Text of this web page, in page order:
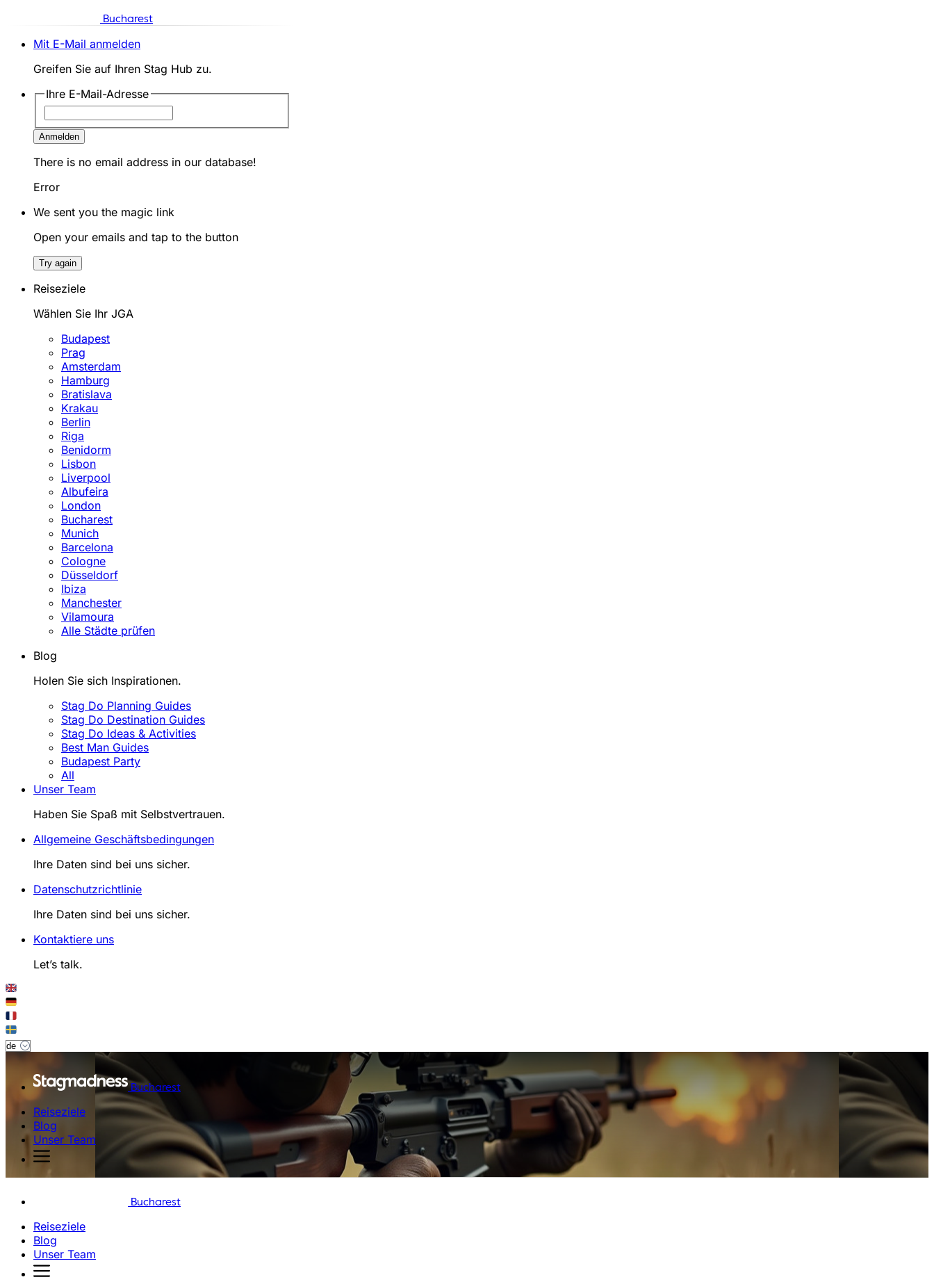
Bucharest
Mit E-Mail anmelden
Greifen Sie auf Ihren Stag Hub zu.
Ihre E-Mail-Adresse
Anmelden
There is no email address in our database!
Error
We sent you the magic link
Open your emails and tap to the button
Try again
Reiseziele
Wählen Sie Ihr JGA
Budapest
Prag
Amsterdam
Hamburg
Bratislava
Krakau
Berlin
Riga
Benidorm
Lisbon
Liverpool
Albufeira
London
Bucharest
Munich
Barcelona
Cologne
Düsseldorf
Ibiza
Manchester
Vilamoura
Alle Städte prüfen
Blog
Holen Sie sich Inspirationen.
Stag Do Planning Guides
Stag Do Destination Guides
Stag Do Ideas & Activities
Best Man Guides
Budapest Party
All
Unser Team
Haben Sie Spaß mit Selbstvertrauen.
Allgemeine Geschäftsbedingungen
Ihre Daten sind bei uns sicher.
Datenschutzrichtlinie
Ihre Daten sind bei uns sicher.
Kontaktiere uns
Let’s talk.
Bucharest
Reiseziele
Blog
Unser Team
Bucharest
Reiseziele
Blog
Unser Team